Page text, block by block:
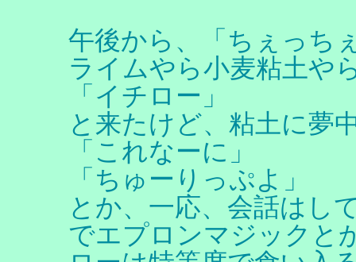
午後から、「ちぇっち
ライムやら小麦粘土や
「イチロー」
と来たけど、粘土に夢
「これなーに」
「ちゅーりっぷよ」
とか、一応、会話はし
でエプロンマジックと